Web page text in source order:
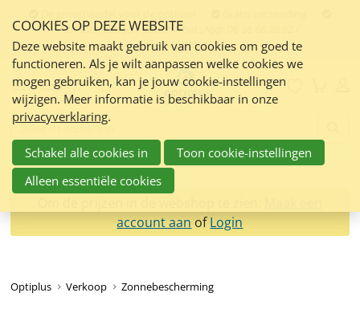
links
over
Spring
naar
de
inhoud
Spring
naar
navigatie
Contact:050 551 5200 / WhatsApp: 06 38 68 28 82 /
info@optiplus.nl
Menu
Zoeken:
account aan ofLogin
Optiplus Verkoop Zonnebescherming
COOKIES OP DEZE WEBSITE
Deze website maakt gebruik van cookies om goed te
functioneren. Als je wilt aanpassen welke cookies we
mogen gebruiken, kan je jouw cookie-instellingen
wijzigen. Meer informatie is beschikbaar in onze
privacyverklaring.
Schakel alle cookies in
Toon cookie-instellingen
Alleen essentiële cookies